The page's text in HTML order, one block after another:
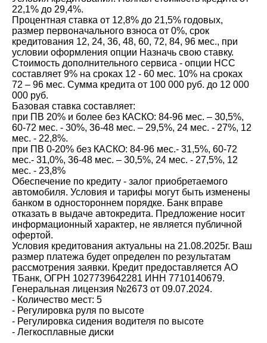
22,1% до 29,4%.
Процентная ставка от 12,8% до 21,5% годовых,
размер первоначального взноса от 0%, срок
кредитования 12, 24, 36, 48, 60, 72, 84, 96 мес., при
условии оформления опции Назначь свою ставку.
Стоимость дополнительного сервиса - опции НСС
составляет 9% на сроках 12 - 60 мес. 10% на сроках
72 – 96 мес. Сумма кредита от 100 000 руб. до 12 000
000 руб.
Базовая ставка составляет:
при ПВ 20% и более без КАСКО: 84-96 мес. – 30,5%,
60-72 мес. - 30%, 36-48 мес. – 29,5%, 24 мес. - 27%, 12
мес. - 22,8%.
при ПВ 0-20% без КАСКО: 84-96 мес.- 31,5%, 60-72
мес.- 31,0%, 36-48 мес. – 30,5%, 24 мес. - 27,5%, 12
мес. - 23,8%
Обеспечение по кредиту - залог приобретаемого
автомобиля. Условия и тарифы могут быть изменены
банком в одностороннем порядке. Банк вправе
отказать в выдаче автокредита. Предложение носит
информационный характер, не является публичной
офертой.
Условия кредитования актуальны на 21.08.2025г. Ваш
размер платежа будет определен по результатам
рассмотрения заявки. Кредит предоставляется АО
ТБанк, ОГРН 1027739642281 ИНН 7710140679.
Генеральная лицензия №2673 от 09.07.2024.
- Количество мест: 5
- Регулировка руля по высоте
- Регулировка сидения водителя по высоте
- Легкосплавные диски